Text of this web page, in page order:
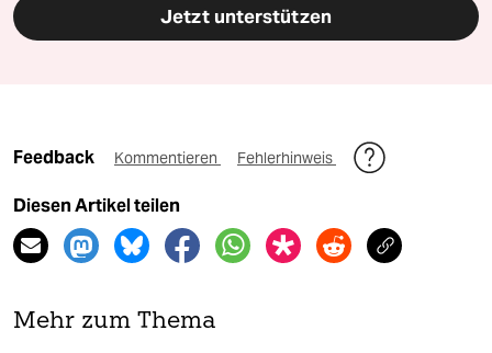
Jetzt unterstützen
Feedback Kommentieren Fehlerhinweis
Diesen Artikel teilen
Mehr zum Thema